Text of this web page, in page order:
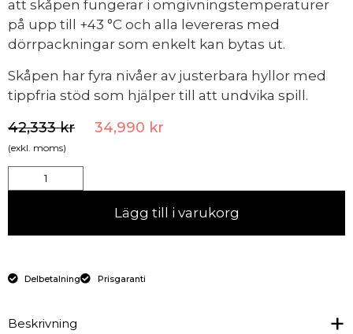
att skåpen fungerar i omgivningstemperaturer
på upp till +43 °C och alla levereras med
dörrpackningar som enkelt kan bytas ut.
Skåpen har fyra nivåer av justerbara hyllor med
tippfria stöd som hjälper till att undvika spill.
42,333kr 34,990 kr
(exkl. moms)
Lägg till i varukorg
Delbetalning Prisgaranti
Beskrivning